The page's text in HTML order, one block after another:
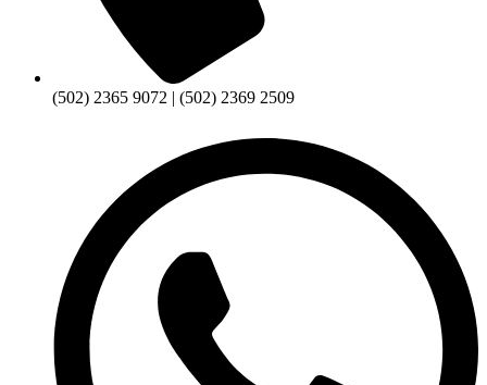
(502) 2365 9072 | (502) 2369 2509